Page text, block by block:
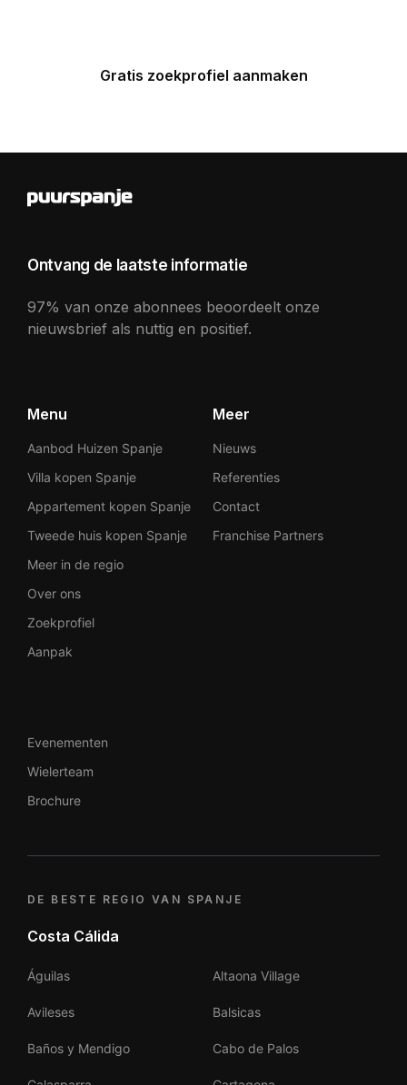
Gratis zoekprofiel aanmaken
Ontvang de laatste informatie
97% van onze abonnees beoordeelt onze
nieuwsbrief als nuttig en positief.
Menu
Aanbod Huizen Spanje
Villa kopen Spanje
Appartement kopen Spanje
Tweede huis kopen Spanje
Meer in de regio
Over ons
Zoekprofiel
Aanpak
Meer
Nieuws
Referenties
Contact
Franchise Partners
Evenementen
Wielerteam
Brochure
DE BESTE REGIO VAN SPANJE
Costa Cálida
Águilas Altaona Village
Avileses Balsicas
Baños y Mendigo Cabo de Palos